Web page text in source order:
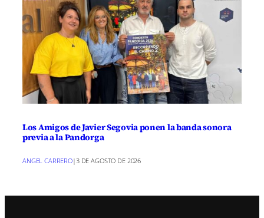
Los Amigos de Javier Segovia ponen la banda sonora
previa a la Pandorga
ANGEL CARRERO|3 DE AGOSTO DE 2026